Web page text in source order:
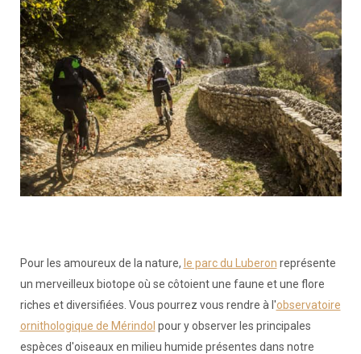
Pour les amoureux de la nature, le parc du Luberon représente
un merveilleux biotope où se côtoient une faune et une flore
riches et diversifiées. Vous pourrez vous rendre à l'observatoire
ornithologique de Mérindol pour y observer les principales
espèces d'oiseaux en milieu humide présentes dans notre